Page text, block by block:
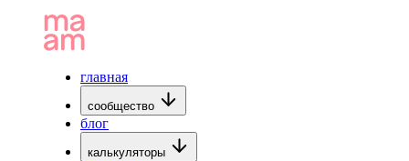
главная
сообщество
блог
калькуляторы